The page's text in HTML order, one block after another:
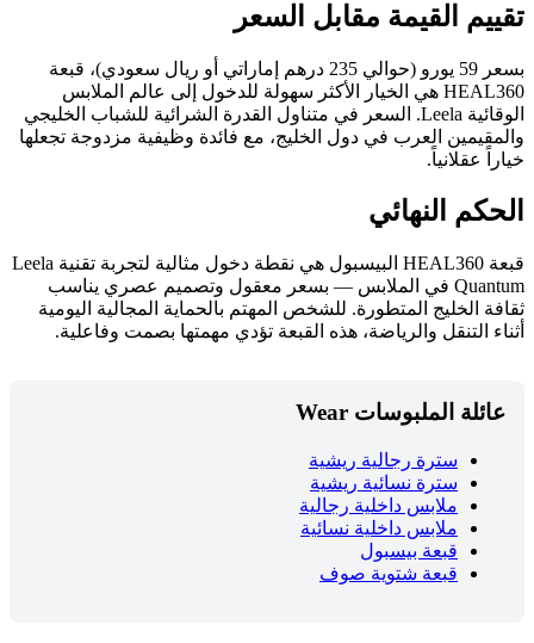
تقييم القيمة مقابل السعر
بسعر 59 يورو (حوالي 235 درهم إماراتي أو ريال سعودي)، قبعة
HEAL360 هي الخيار الأكثر سهولة للدخول إلى عالم الملابس
الوقائية Leela. السعر في متناول القدرة الشرائية للشباب الخليجي
والمقيمين العرب في دول الخليج، مع فائدة وظيفية مزدوجة تجعلها
خياراً عقلانياً.
الحكم النهائي
قبعة HEAL360 البيسبول هي نقطة دخول مثالية لتجربة تقنية Leela
Quantum في الملابس — بسعر معقول وتصميم عصري يناسب
ثقافة الخليج المتطورة. للشخص المهتم بالحماية المجالية اليومية
أثناء التنقل والرياضة، هذه القبعة تؤدي مهمتها بصمت وفاعلية.
عائلة الملبوسات Wear
سترة رجالية ريشية
سترة نسائية ريشية
ملابس داخلية رجالية
ملابس داخلية نسائية
قبعة بيسبول
قبعة شتوية صوف